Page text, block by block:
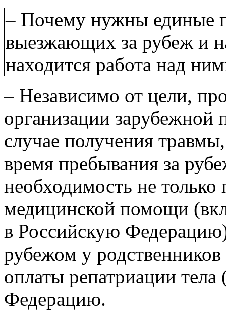
– Почему нужны единые
выезжающих за рубеж и
находится работа над
– Независимо от цели,
организации
случае получения
время пребывания за
необходимость не
медицинской помощи
в Российскую
рубежом у
оплаты репатриации
Федерацию.